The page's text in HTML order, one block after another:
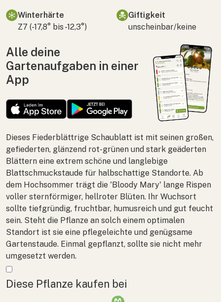
Winterhärte
Z7 (-17,8° bis -12,3°)
Giftigkeit
unscheinbar/keine
Alle deine
Gartenaufgaben in einer
App
Dieses Fiederblättrige Schaublatt ist mit seinen großen,
gefiederten, glänzend rot-grünen und stark geäderten
Blättern eine extrem schöne und langlebige
Blattschmuckstaude für halbschattige Standorte. Ab
dem Hochsommer trägt die 'Bloody Mary' lange Rispen
voller sternförmiger, hellroter Blüten. Ihr Wuchsort
sollte tiefgründig, fruchtbar, humusreich und gut feucht
sein. Steht die Pflanze an solch einem optimalen
Standort ist sie eine pflegeleichte und genügsame
Gartenstaude. Einmal gepflanzt, sollte sie nicht mehr
umgesetzt werden.
Mehr anzeigen
Diese Pflanze kaufen bei